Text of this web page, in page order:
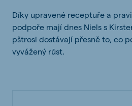
Díky upravené receptuře a
podpoře mají dnes Niels s
pštrosi dostávají přesně to, co
vyvážený růst.